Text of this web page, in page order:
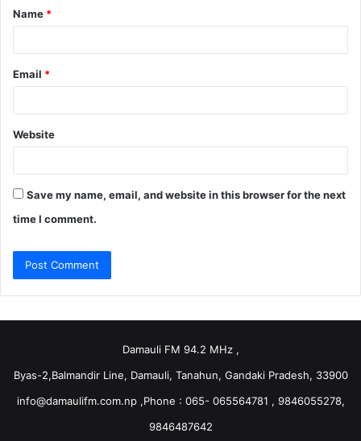
*
Name *
Email *
Website
Save my name, email, and website in this browser for the next
time I comment.
Damauli FM 94.2 MHz ,
Byas-2,Balmandir Line, Damauli, Tanahun, Gandaki Pradesh, 33900
info@damaulifm.com.np,Phone : 065- 065564781 , 9846055278,
9846487642